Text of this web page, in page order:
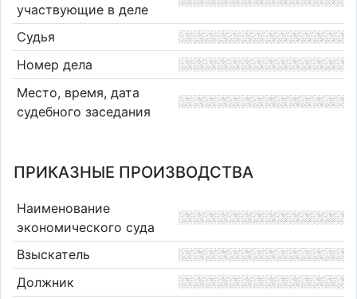
участвующие в деле
Судья
Номер дела
Место, время, дата
судебного заседания
ПРИКАЗНЫЕ ПРОИЗВОДСТВА
Наименование
экономического суда
Взыскатель
Должник